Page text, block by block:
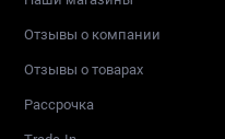
Отзывы о компании
Отзывы о товарах
Рассрочка